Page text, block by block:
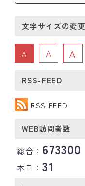
文字サイズの変更
A A A
RSS-FEED
RSS FEED
WEB訪問者数
総合： 673300
本日：31